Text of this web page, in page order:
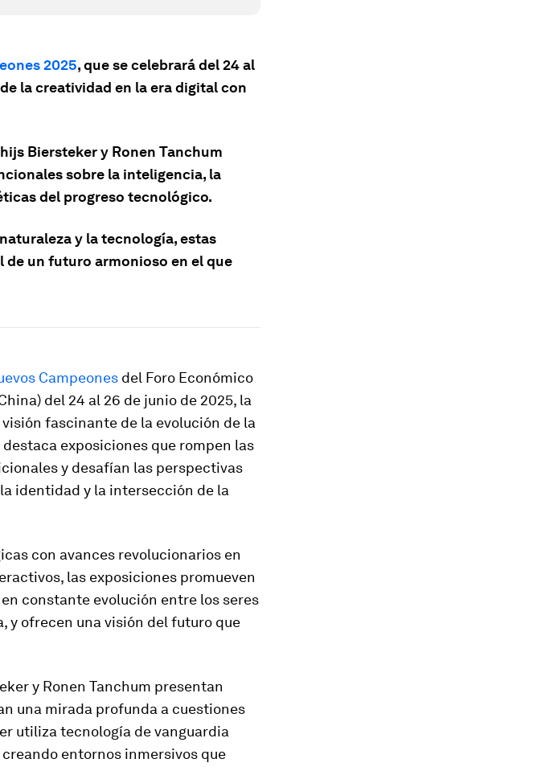
2025, que se celebrará del 24 al
la creatividad en la era digital con
Biersteker y Ronen Tanchum
sobre la inteligencia, la
del progreso tecnológico.
y la tecnología, estas
un futuro armonioso en el que
Campeones del Foro Económico
del 24 al 26 de junio de 2025, la
fascinante de la evolución de la
exposiciones que rompen las
y desafían las perspectivas
identidad y la intersección de la
con avances revolucionarios en
las exposiciones promueven
constante evolución entre los seres
y ofrecen una visión del futuro que
y Ronen Tanchum presentan
una mirada profunda a cuestiones
utiliza tecnología de vanguardia
entornos inmersivos que